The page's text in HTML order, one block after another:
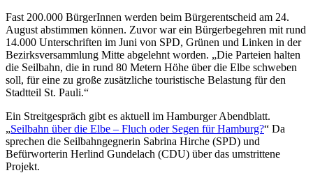
Fast 200.000 BürgerInnen werden beim Bürgerentscheid am 24.
August abstimmen können. Zuvor war ein Bürgerbegehren mit rund
14.000 Unterschriften im Juni von SPD, Grünen und Linken in der
Bezirksversammlung Mitte abgelehnt worden. „Die Parteien halten
die Seilbahn, die in rund 80 Metern Höhe über die Elbe schweben
soll, für eine zu große zusätzliche touristische Belastung für den
Stadtteil St. Pauli.“
Ein Streitgespräch gibt es aktuell im Hamburger Abendblatt.
„Seilbahn über die Elbe – Fluch oder Segen für Hamburg?“ Da
sprechen die Seilbahngegnerin Sabrina Hirche (SPD) und
Befürworterin Herlind Gundelach (CDU) über das umstrittene
Projekt.